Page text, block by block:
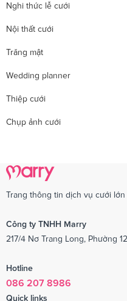
Nghi thức lễ cưới
Nội thất cưới
Trăng mật
Wedding planner
Thiệp cưới
Chụp ảnh cưới
Trang thông tin dịch vụ cưới lớn
Công ty TNHH Marry
217/4 Nơ Trang Long, Phường
Hotline
086 207 8986
Quick links